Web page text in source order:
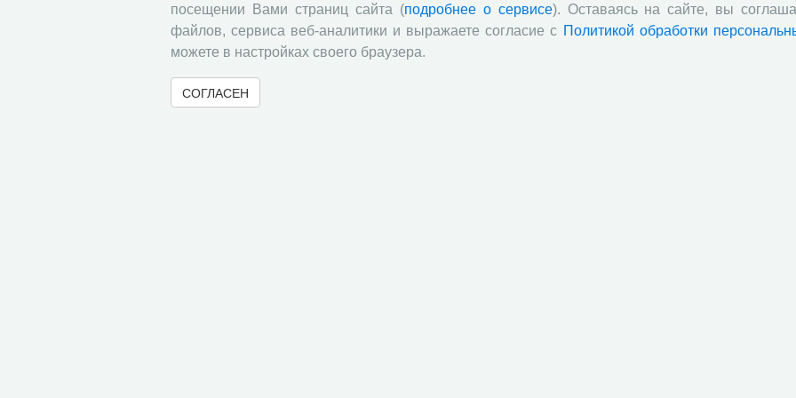
посещении Вами страниц сайта (подробнее о сервисе). Оставаясь на сайте, вы
файлов, сервиса веб-аналитики и выражаете согласие с Политикой обработки
можете в настройках своего браузера.
СОГЛАСЕН